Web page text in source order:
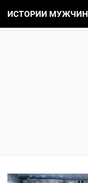
ИСТОРИИ МУЖЧИН